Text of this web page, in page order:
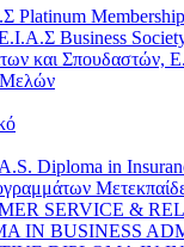
Platinum Membership
Business
και Σπουδαστών,
Μελών
Diploma in
SERVICE &
IN BUSINESS